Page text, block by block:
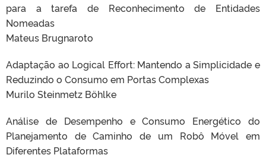
para a tarefa de Reconhecimento de Entidades
Nomeadas
Mateus Brugnaroto
Adaptação ao Logical Effort: Mantendo a Simplicidade e
Reduzindo o Consumo em Portas Complexas
Murilo Steinmetz Böhlke
Análise de Desempenho e Consumo Energético do
Planejamento de Caminho de um Robô Móvel em
Diferentes Plataformas